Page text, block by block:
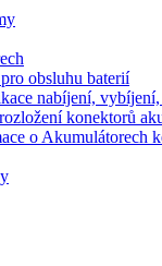
obsluhu baterií
nabíjení,
konektorů
o Akumulátorech